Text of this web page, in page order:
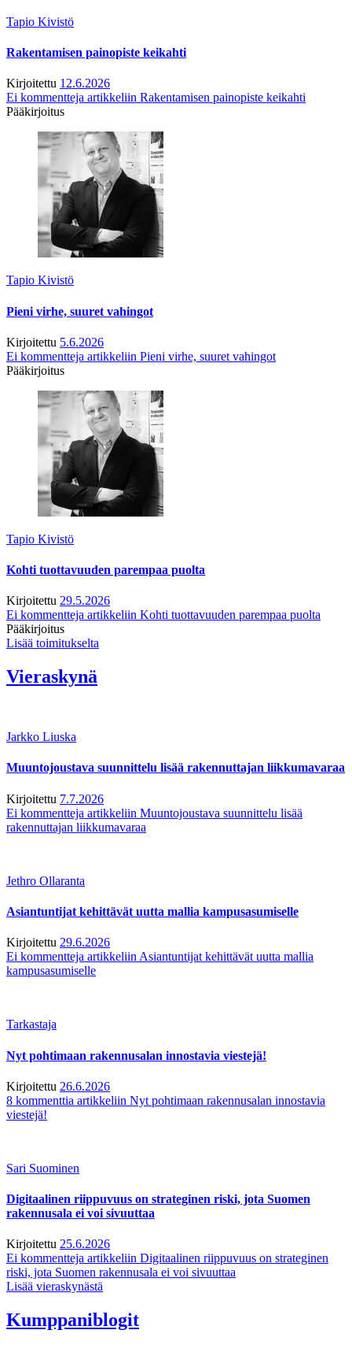
Tapio Kivistö
Rakentamisen painopiste keikahti
Kirjoitettu 12.6.2026
Ei kommentteja artikkeliin Rakentamisen painopiste keikahti
Pääkirjoitus
Tapio Kivistö
Pieni virhe, suuret vahingot
Kirjoitettu 5.6.2026
Ei kommentteja artikkeliin Pieni virhe, suuret vahingot
Pääkirjoitus
Tapio Kivistö
Kohti tuottavuuden parempaa puolta
Kirjoitettu 29.5.2026
Ei kommentteja artikkeliin Kohti tuottavuuden parempaa puolta
Pääkirjoitus
Lisää toimitukselta
Vieraskynä
Jarkko Liuska
Muuntojoustava suunnittelu lisää rakennuttajan liikkumavaraa
Kirjoitettu 7.7.2026
Ei kommentteja artikkeliin Muuntojoustava suunnittelu lisää
rakennuttajan liikkumavaraa
Jethro Ollaranta
Asiantuntijat kehittävät uutta mallia kampusasumiselle
Kirjoitettu 29.6.2026
Ei kommentteja artikkeliin Asiantuntijat kehittävät uutta mallia
kampusasumiselle
Tarkastaja
Nyt pohtimaan rakennusalan innostavia viestejä!
Kirjoitettu 26.6.2026
8 kommenttia artikkeliin Nyt pohtimaan rakennusalan innostavia
viestejä!
Sari Suominen
Digitaalinen riippuvuus on strateginen riski, jota Suomen
rakennusala ei voi sivuuttaa
Kirjoitettu 25.6.2026
Ei kommentteja artikkeliin Digitaalinen riippuvuus on strateginen
riski, jota Suomen rakennusala ei voi sivuuttaa
Lisää vieraskynästä
Kumppaniblogit